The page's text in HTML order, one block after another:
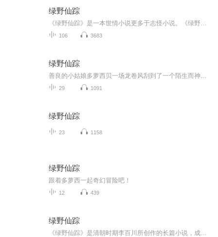
绿野仙踪
106 3683
绿野仙踪
29 1091
绿野仙踪
23 1158
绿野仙踪
跟着多萝西一起奇幻冒险吧！
12 439
绿野仙踪